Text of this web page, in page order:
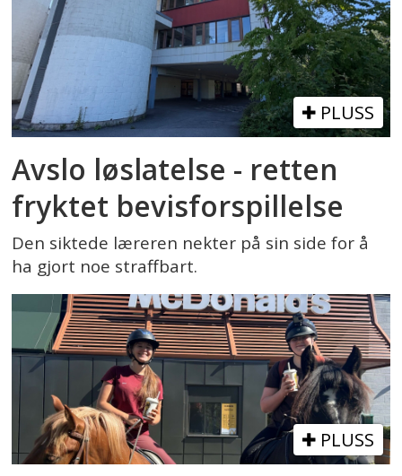
PLUSS
Avslo løslatelse - retten
fryktet bevisforspillelse
Den siktede læreren nekter på sin side for å
ha gjort noe straffbart.
PLUSS